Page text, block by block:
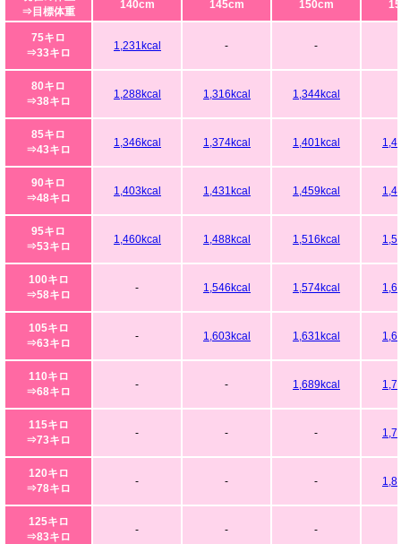
⇒目標体重
140cm 145cm 150cm
75キロ
⇒33キロ
1,231kcal - -
80キロ
⇒38キロ
1,288kcal 1,316kcal 1,344kcal
85キロ
⇒43キロ
1,346kcal 1,374kcal 1,401kcal
90キロ
⇒48キロ
1,403kcal 1,431kcal 1,459kcal
95キロ
⇒53キロ
1,460kcal 1,488kcal 1,516kcal
100キロ
⇒58キロ
- 1,546kcal 1,574kcal
105キロ
⇒63キロ
- 1,603kcal 1,631kcal
110キロ
⇒68キロ
- - 1,689kcal
115キロ
⇒73キロ
- - -
120キロ
⇒78キロ
- - -
125キロ
⇒83キロ
- - -